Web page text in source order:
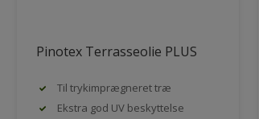
Pinotex Terrasseolie PLUS
Til trykimprægneret træ
Ekstra god UV beskyttelse